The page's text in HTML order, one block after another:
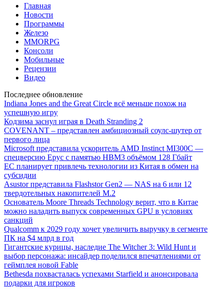
Главная
Новости
Программы
Железо
MMORPG
Консоли
Мобильные
Рецензии
Видео
Последнее обновление
Indiana Jones and the Great Circle всё меньше похож на
успешную игру
Кодзима заснул играя в Death Stranding 2
COVENANT – представлен амбициозный соулс-шутер от
первого лица
Microsoft представила ускоритель AMD Instinct MI300C —
спецверсию Epyc с памятью HBM3 объёмом 128 Гбайт
ЕС планирует привлечь технологии из Китая в обмен на
субсидии
Asustor представила Flashstor Gen2 — NAS на 6 или 12
твердотельных накопителей M.2
Основатель Moore Threads Technology верит, что в Китае
можно наладить выпуск современных GPU в условиях
санкций
Qualcomm к 2029 году хочет увеличить выручку в сегменте
ПК на $4 млрд в год
Гигантские курицы, наследие The Witcher 3: Wild Hunt и
выбор персонажа: инсайдер поделился впечатлениями от
геймплея новой Fable
Bethesda похвасталась успехами Starfield и анонсировала
подарки для игроков